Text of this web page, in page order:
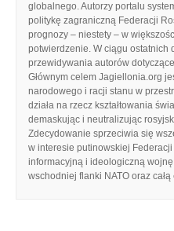
globalnego. Autorzy portalu
politykę zagraniczną Federacji
prognozy – niestety – w
potwierdzenie. W ciągu ostatnich
przewidywania autorów
Głównym celem Jagiellonia.org
narodowego i racji stanu w
działa na rzecz kształtowania
demaskując i neutralizując
Zdecydowanie sprzeciwia się
w interesie putinowskiej
informacyjną i ideologiczną
wschodniej flanki NATO oraz